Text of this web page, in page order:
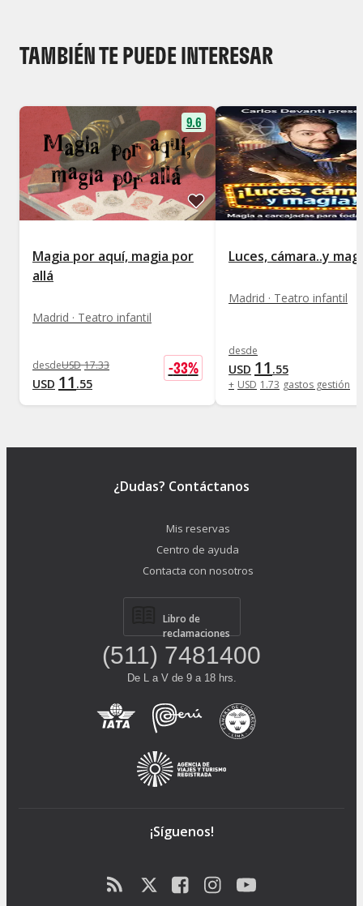
TAMBIÉN TE PUEDE INTERESAR
9.6
Magia por aquí, magia por
allá
Madrid · Teatro infantil
desdeUSD 17.33
USD 11 .55
-33%
Luces, cámara..y
Madrid · Teatro infantil
desde
USD 11 .55
+ USD 1 .73 gastos gestión
¿Dudas? Contáctanos
Mis reservas
Centro de ayuda
Contacta con nosotros
Libro de
reclamaciones
(511) 7481400
De L a V de 9 a 18 hrs.
¡Síguenos!